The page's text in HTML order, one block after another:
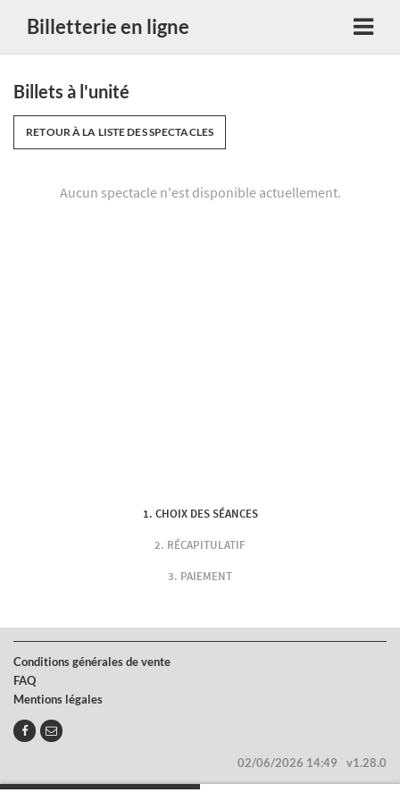
Billetterie en ligne
Billets à l'unité
RETOUR À LA LISTE DES SPECTACLES
Aucun spectacle n'est disponible actuellement.
CHOIX DES SÉANCES
RÉCAPITULATIF
PAIEMENT
Conditions générales de vente
FAQ
Mentions légales
02/06/2026 14:49 v1.28.0